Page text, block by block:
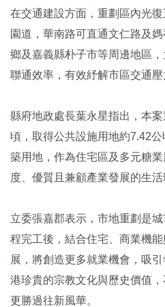
在交通建設方面，重劃區內光
園道，華南路可直通文仁路及
鄉及嘉義縣朴子市等周邊地區
聯通效率，有效紓解市區交通壓
縣府地政處長葉永星指出，本
頃，取得公共設施用地約7.42
築用地，作為住宅區及多元糖
度、優質且兼顧產業發展的生活
立委張嘉郡表示，市地重劃是
程完工後，結合住宅、商業機
展，將創造更多就業機會，吸
港珍貴的宗教文化與歷史價值
更勝過往新風華。